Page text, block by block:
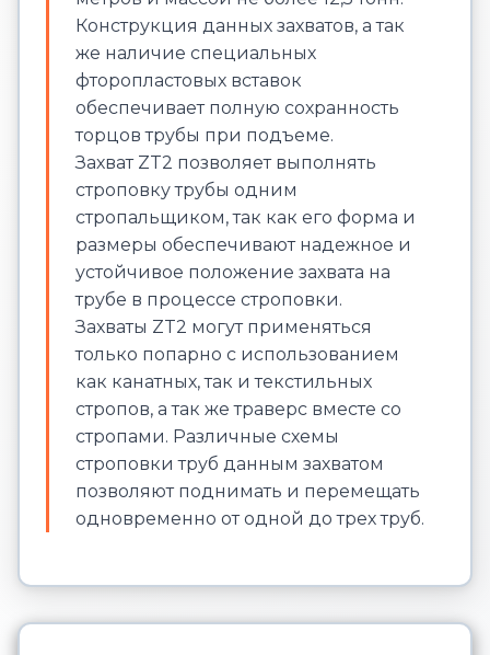
Конструкция данных захватов, а так
же наличие специальных
фторопластовых вставок
обеспечивает полную сохранность
торцов трубы при подъеме.
Захват ZT2 позволяет выполнять
строповку трубы одним
стропальщиком, так как его форма и
размеры обеспечивают надежное и
устойчивое положение захвата на
трубе в процессе строповки.
Захваты ZT2 могут применяться
только попарно с использованием
как канатных, так и текстильных
стропов, а так же траверс вместе со
стропами. Различные схемы
строповки труб данным захватом
позволяют поднимать и перемещать
одновременно от одной до трех труб.